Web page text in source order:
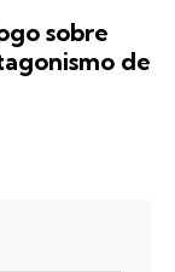
sobre
de